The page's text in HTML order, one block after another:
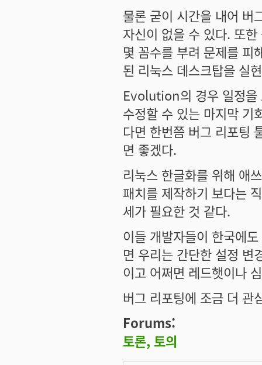
물론 굳이 시간을 내어 버
자신이 없을 수 있다. 또
몇 꼼수를 부려 문제를 피
된 리눅스 데스크탑을 실
Evolution의 경우 일정을
수정할 수 있는 마지막 기
다면 한번쯤 버그 리포팅
면 좋겠다.
리눅스 한글화를 위해 애
패치를 제작하기 보다는
세가 필요한 것 같다.
이들 개발자들이 한국에
면 우리는 간단한 설정 변
이고 어쩌면 레드햇이나
버그 리포팅에 조금 더 관
Forums:
토론, 토의